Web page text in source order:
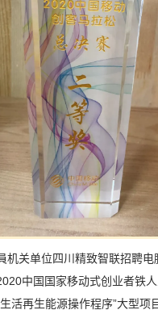
机关单位四川精致智联招聘
中国国家移动式创业者铁
活再生能源操作程序”大型项